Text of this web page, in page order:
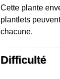
Cette plante
plantlets
chacune.
Difficulté